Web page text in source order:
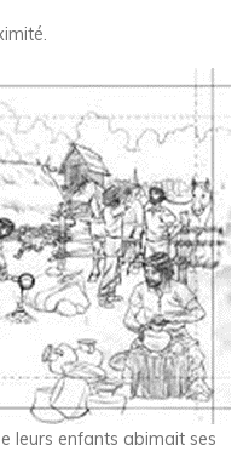
leurs enfants abimait ses